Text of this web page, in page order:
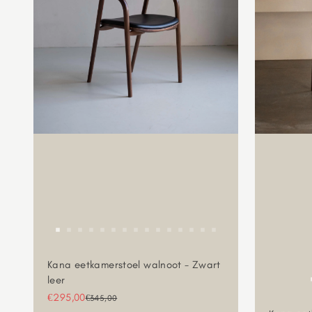
Kana eetkamerstoel walnoot - Zwart
leer
Aanbiedingsprijs
€295,00Normale prijs
€345,00